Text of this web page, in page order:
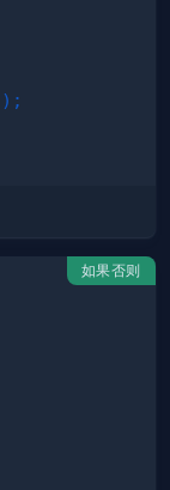
) ;
如果否则